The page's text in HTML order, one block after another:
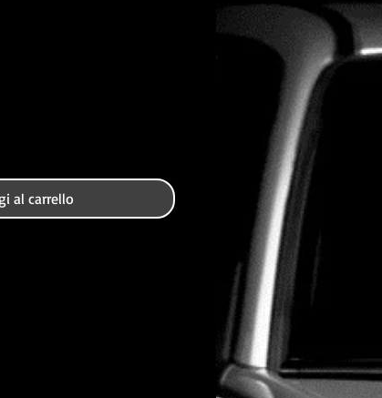
al carrello